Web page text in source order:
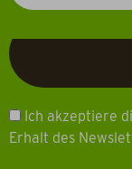
Ich akzeptiere
Erhalt des